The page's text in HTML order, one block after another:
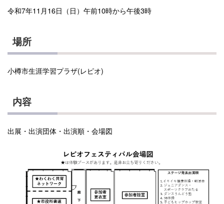
令和7年11月16日（日）午前10時から午後3時
場所
小樽市生涯学習プラザ(レピオ)
内容
出展・出演団体・出演順・会場図